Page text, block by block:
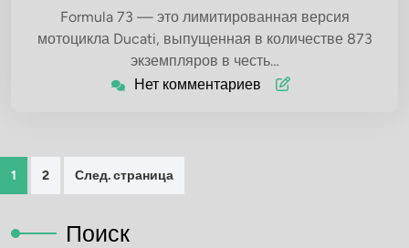
Formula 73 — это лимитированная версия
мотоцикла Ducati, выпущенная в количестве 873
экземпляров в честь…
Нет комментариев
Пагинация
записей
1 2 След. страница
Поиск